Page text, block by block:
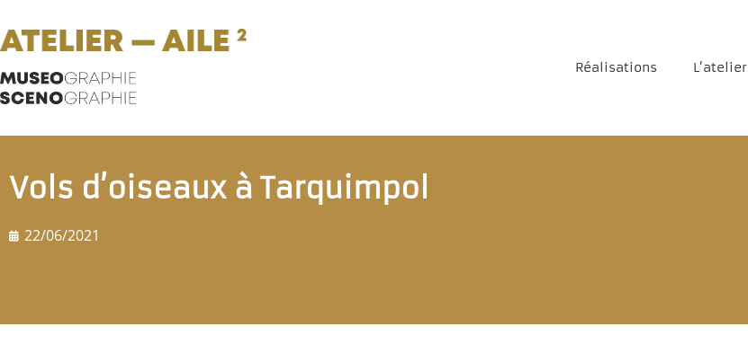
Réalisations L’atelier
Vols d’oiseaux à Tarquimpol
22/06/2021